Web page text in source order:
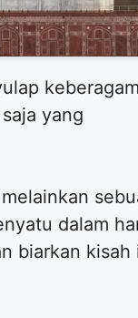
yang
dalam
biarkan kisah